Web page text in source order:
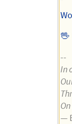
🖖
--
In
—